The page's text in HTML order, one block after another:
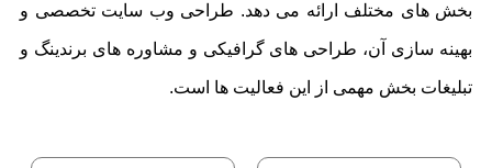
بخش های مختلف ارائه می دهد. طراحی وب سایت تخصصی و
بهینه سازی آن، طراحی های گرافیکی و مشاوره های برندینگ و
تبلیغات بخش مهمی از این فعالیت ها است.